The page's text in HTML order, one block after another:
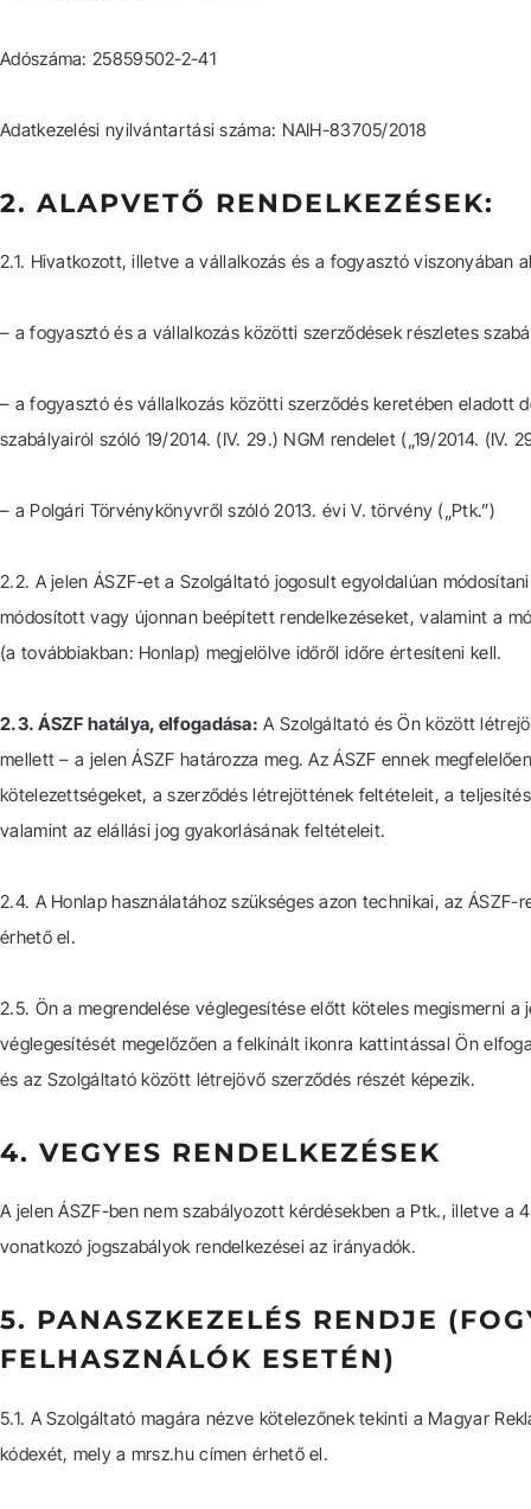
Adószáma: 25859502-2-41
Adatkezelési nyilvántartási száma: NAIH-83705/2018
2. ALAPVETŐ RENDELKEZÉSEK:
2.1. Hivatkozott, illetve a vállalkozás és a fogyasztó viszonyában
– a fogyasztó és a vállalkozás közötti szerződések részletes
– a fogyasztó és vállalkozás közötti szerződés keretében eladott
szabályairól szóló 19/2014. (IV. 29.) NGM rendelet („19/2014. (IV.
– a Polgári Törvénykönyvről szóló 2013. évi V. törvény („Ptk.”)
2.2. A jelen ÁSZF-et a Szolgáltató jogosult egyoldalúan
módosított vagy újonnan beépített rendelkezéseket, valamint a
(a továbbiakban: Honlap) megjelölve időről időre értesíteni kell.
2.3. ÁSZF hatálya, elfogadása: A Szolgáltató és Ön között
mellett – a jelen ÁSZF határozza meg. Az ÁSZF ennek
kötelezettségeket, a szerződés létrejöttének feltételeit, a
valamint az elállási jog gyakorlásának feltételeit.
2.4. A Honlap használatához szükséges azon technikai, az
érhető el.
2.5. Ön a megrendelése véglegesítése előtt köteles megismerni
véglegesítését megelőzően a felkínált ikonra kattintással Ön
és az Szolgáltató között létrejövő szerződés részét képezik.
4. VEGYES RENDELKEZÉSEK
A jelen ÁSZF-ben nem szabályozott kérdésekben a Ptk., illetve a
vonatkozó jogszabályok rendelkezései az irányadók.
5. PANASZKEZELÉS RENDJE
FELHASZNÁLÓK ESETÉN)
5.1. A Szolgáltató magára nézve kötelezőnek tekinti a Magyar
kódexét, mely a mrsz.hu címen érhető el.